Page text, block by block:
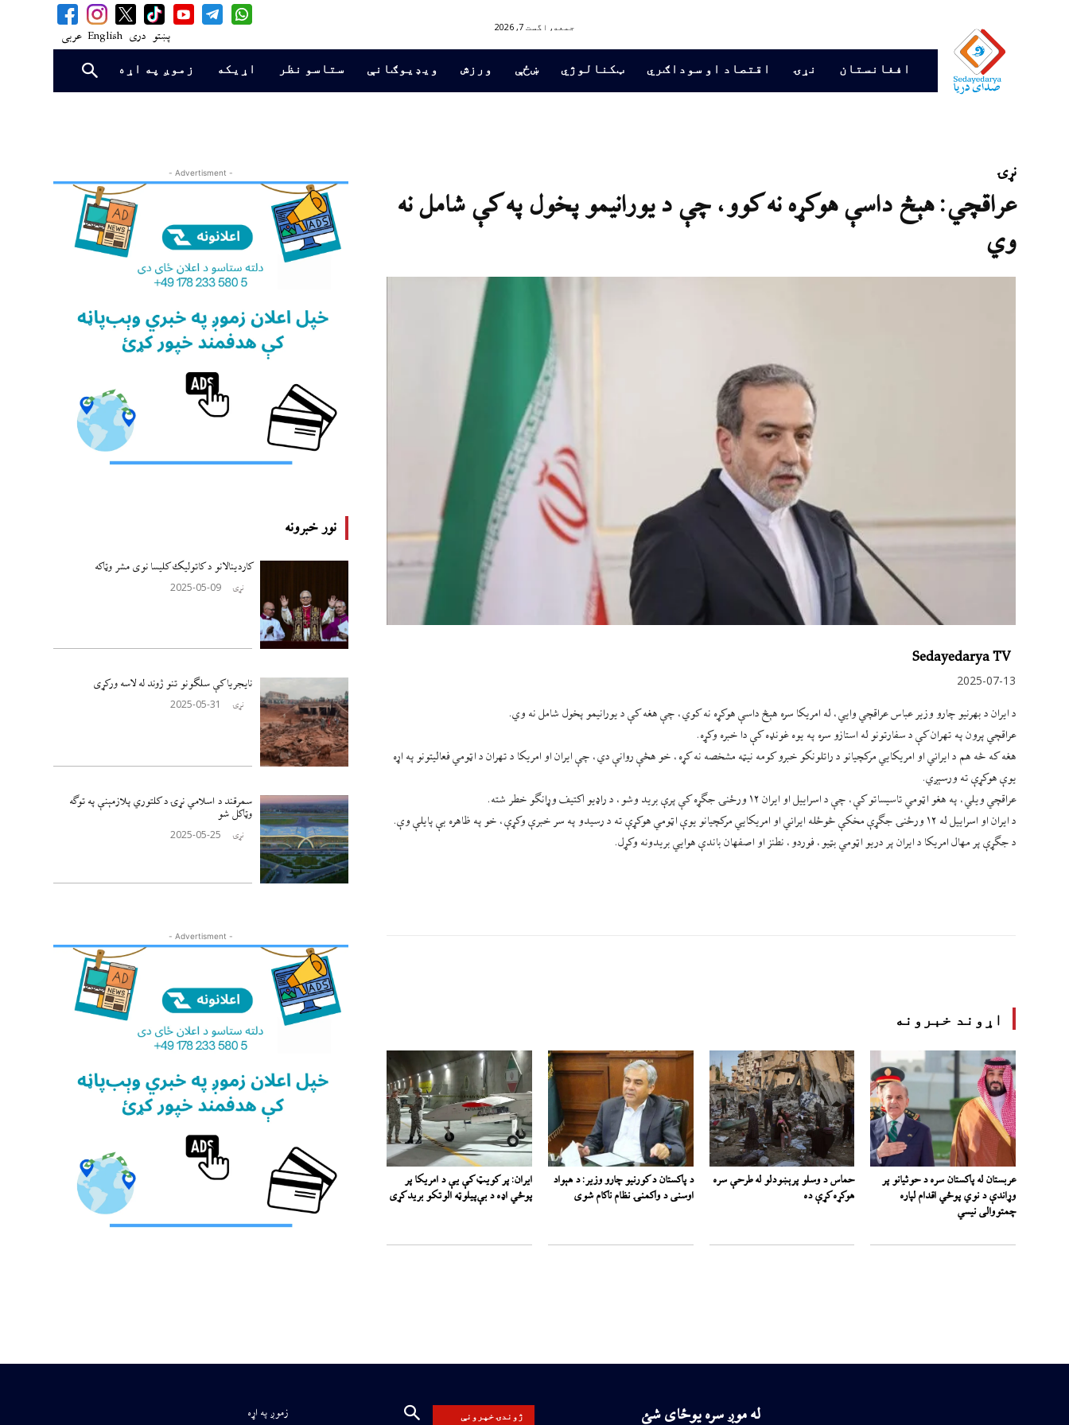
پښتو دری English عربی
جمعه, اگست 7, 2026
افغانستان نړۍ اقتصاد او سوداګري ټکنالوژي ښځې ورزش ویډیوګانې ستاسو نظر اړیکه زموږ په اړه
- Advertisment -
نور خبرونه
کاردینالانو د کاتولیک کلیسا نوی مشر وټاکه
نړۍ 2025-05-09
نایجریا کې سلګونو تنو ژوند له لاسه ورکړی
نړۍ 2025-05-31
سمرقند د اسلامي نړۍ د کلتوري پلازمېنې په توګه
وټاکل شو
نړۍ 2025-05-25
- Advertisment -
نړۍ
عراقچي: هېڅ داسې هوکړه نه کوو، چې د یورانیمو پخول په کې شامل نه
وي
Sedayedarya TV
2025-07-13
د ایران د بهرنیو چارو وزیر عباس عراقچي وایي، له امریکا سره هېڅ داسې هوکړه نه کوي، چې هغه کې د یورانیمو پخول شامل نه وي.
عراقچي پرون په تهران کې د سفارتونو له استازو سره په یوه غونډه کې دا خبره وکړه.
هغه که څه هم د ایراني او امریکایي مرکچیانو د راتلونکو خبرو کومه نیټه مشخصه نه کړه، خو هڅې روانې دي، چې ایران او امریکا د تهران د اټومي فعالیتونو په اړه
یوې هوکړې ته ورسېږي.
عراقچي ویلي، په هغو اټومي تاسیساتو کې، چې د اسراییل او ایران ۱۲ ورځنۍ جګړه کې پرې برید وشو، د راډیو اکتیف وړانګو خطر شته.
د ایران او اسراییل له ۱۲ ورځنۍ جګړې مخکې څوځله ایراني او امریکایي مرکچیانو یوې اټومي هوکړې ته د رسیدو په سر خبرې وکړې، خو په ظاهره بې پایلې وې.
د جګړې پر مهال امریکا د ایران پر دریو اټومي بټیو، فوردو، نطنز او اصفهان باندې هوایي بریدونه وکړل.
اړوند خبرونه
عربستان له پاکستان سره د حوثیانو پر
وړاندې د نوي پوځي اقدام لپاره
چمتووالی نیسي
حماس د وسلو پرېښودلو له طرحې سره
هوکړه کړې ده
د پاکستان د کورنیو چارو وزیر: د هېواد
اوسنی د واکمنۍ نظام ناکام شوی
ایران: پر کویټ کې یې د امریکا پر
پوځي اډه د بې‌پیلوټه الوتکو برید کړی
زموږ په اړه ژوندۍ خپرونې له موږ سره یوځای شئ